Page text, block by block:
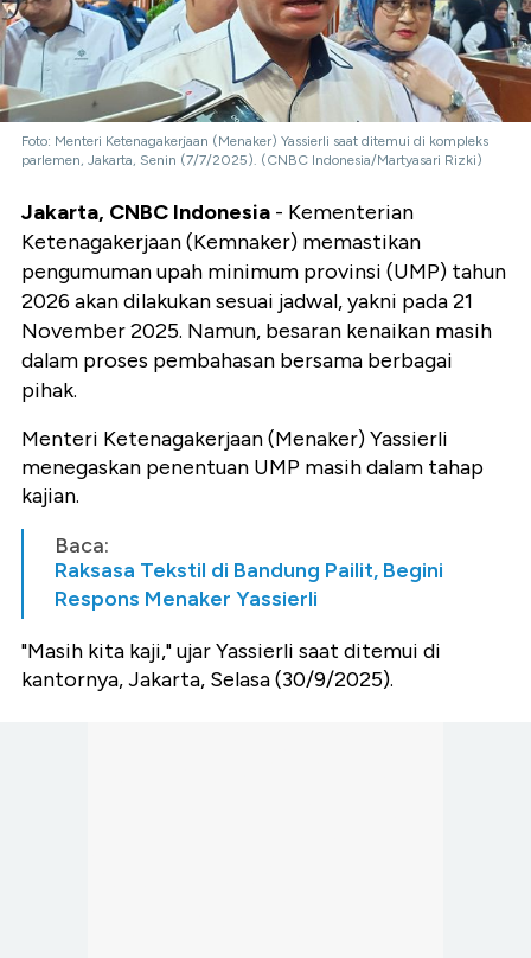
Foto: Menteri Ketenagakerjaan (Menaker) Yassierli saat ditemui di kompleks
parlemen, Jakarta, Senin (7/7/2025). (CNBC Indonesia/Martyasari Rizki)
Jakarta, CNBC Indonesia - Kementerian
Ketenagakerjaan (Kemnaker) memastikan
pengumuman upah minimum provinsi (UMP) tahun
2026 akan dilakukan sesuai jadwal, yakni pada 21
November 2025. Namun, besaran kenaikan masih
dalam proses pembahasan bersama berbagai
pihak.
Menteri Ketenagakerjaan (Menaker) Yassierli
menegaskan penentuan UMP masih dalam tahap
kajian.
Baca:
Raksasa Tekstil di Bandung Pailit, Begini
Respons Menaker Yassierli
"Masih kita kaji," ujar Yassierli saat ditemui di
kantornya, Jakarta, Selasa (30/9/2025).